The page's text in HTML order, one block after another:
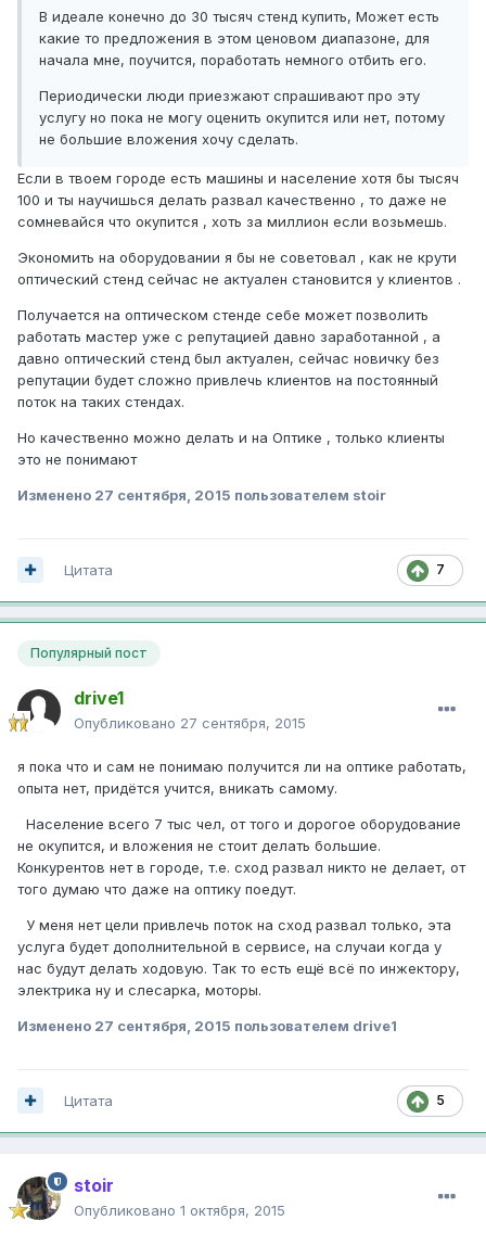
В идеале конечно до 30 тысяч стенд купить, Может есть
какие то предложения в этом ценовом диапазоне, для
начала мне, поучится, поработать немного отбить его.
Периодически люди приезжают спрашивают про эту
услугу но пока не могу оценить окупится или нет, потому
не большие вложения хочу сделать.
Если в твоем городе есть машины и население хотя бы тысяч
100 и ты научишься делать развал качественно , то даже не
сомневайся что окупится , хоть за миллион если возьмешь.
Экономить на оборудовании я бы не советовал , как не крути
оптический стенд сейчас не актуален становится у клиентов .
Получается на оптическом стенде себе может позволить
работать мастер уже с репутацией давно заработанной , а
давно оптический стенд был актуален, сейчас новичку без
репутации будет сложно привлечь клиентов на постоянный
поток на таких стендах.
Но качественно можно делать и на Оптике , только клиенты
это не понимают
Изменено 27 сентября, 2015 пользователем stoir
7
Цитата
Популярный пост
drive1
Опубликовано 27 сентября, 2015
я пока что и сам не понимаю получится ли на оптике работать,
опыта нет, придётся учится, вникать самому.
Население всего 7 тыс чел, от того и дорогое оборудование
не окупится, и вложения не стоит делать большие.
Конкурентов нет в городе, т.е. сход развал никто не делает, от
того думаю что даже на оптику поедут.
У меня нет цели привлечь поток на сход развал только, эта
услуга будет дополнительной в сервисе, на случаи когда у
нас будут делать ходовую. Так то есть ещё всё по инжектору,
электрика ну и слесарка, моторы.
Изменено 27 сентября, 2015 пользователем drive1
5
Цитата
stoir
Опубликовано 1 октября, 2015